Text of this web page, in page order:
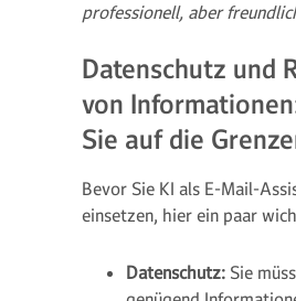
professionell, aber
Datenschutz und
von
Sie auf die
Bevor Sie KI als E-Mail-
einsetzen, hier ein paar
Datenschutz: Sie